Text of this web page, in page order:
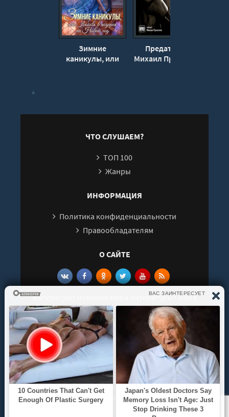
Зимние
каникулы, или
Предатель -
Михаил Прокопов
ЧТО СЛУШАЕМ?
ТОП 100
Жанры
ИНФОРМАЦИЯ
Политика конфиденциальности
Правообладателям
О САЙТЕ
Интересуют новинки мира литературы? Вам к
нам. У нас можно послушать как новые так и
старые аудиокниги. Выбрать и поделиться с
друзьями лучшими аудиокнигами!
© 2021 - 2026 kniga-audio.net. Все права
защищены.